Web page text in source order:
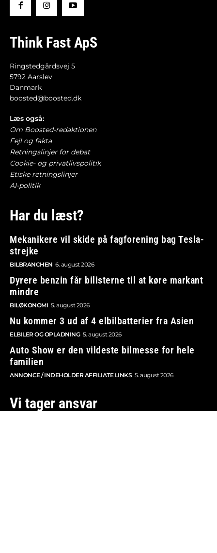
Think Fast ApS
Ringstedgårdsvej 5
5792 Aarslev
Danmark
boosted@boosted.dk
Læs også:
Om Boosted-redaktionen
Fejl og fakta
Retningslinjer for debat
Cookie- og privatlivspolitik
Etiske retningslinjer
AI-politik
Har du læst?
Mekanikere vil skide på fagforening bag Tesla-
strejke
BILBRANCHEN 6. august 2026
Dyrere benzin får bilisterne til at køre markant
mindre
BILØKONOMI 5. august 2026
Nu kommer 3 ud af 4 elbilbatterier fra Asien
ELBILER OG OPLADNING 5. august 2026
Auto Show er den vildeste bilmesse for hele
familien
ANNONCE / INDEHOLDER AFFILIATE LINKS 5. august 2026
Vi tager ansvar